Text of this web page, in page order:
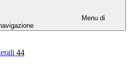
Menu di
44